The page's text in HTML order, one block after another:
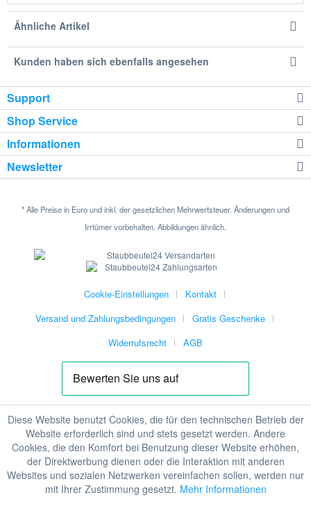
Ähnliche Artikel
Kunden haben sich ebenfalls angesehen
Support
Shop Service
Informationen
Newsletter
* Alle Preise in Euro und inkl. der gesetzlichen Mehrwertsteuer. Änderungen und
Irrtümer vorbehalten. Abbildungen ähnlich.
Cookie-Einstellungen
Kontakt
Versand und Zahlungsbedingungen
Gratis Geschenke
Widerrufsrecht
AGB
Diese Website benutzt Cookies, die für den technischen Betrieb der
Website erforderlich sind und stets gesetzt werden. Andere
Cookies, die den Komfort bei Benutzung dieser Website erhöhen,
der Direktwerbung dienen oder die Interaktion mit anderen
Websites und sozialen Netzwerken vereinfachen sollen, werden nur
mit Ihrer Zustimmung gesetzt. Mehr Informationen